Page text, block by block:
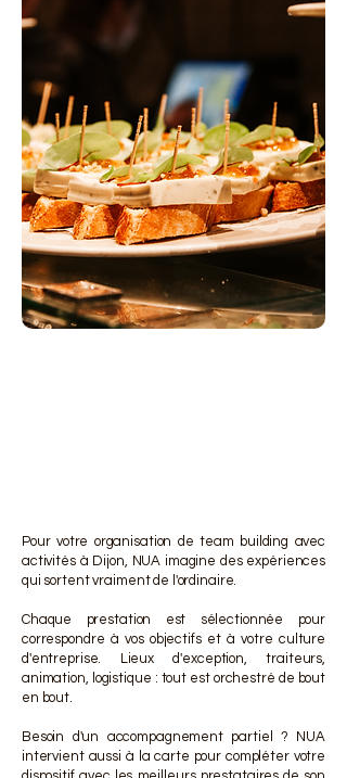
Pour votre organisation de team building avec
activités à Dijon, NUA imagine des expériences
qui sortent vraiment de l'ordinaire.
Chaque prestation est sélectionnée pour
correspondre à vos objectifs et à votre culture
d'entreprise. Lieux d'exception, traiteurs,
animation, logistique : tout est orchestré de bout
en bout.
Besoin d'un accompagnement partiel ? NUA
intervient aussi à la carte pour compléter votre